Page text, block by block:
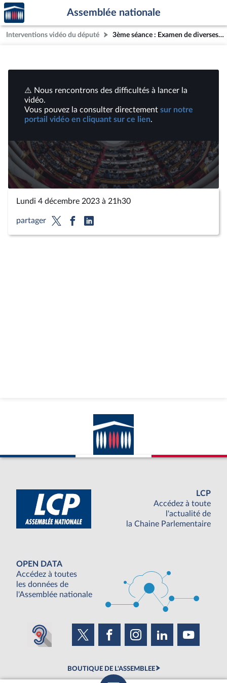
Aller au contenu
Aller en bas de la page
Accèder
à la
page
d'accueil
Assemblée nationale
Interventions vidéo du député 3ème séance : Examen de diverses propositions de loi | Vidéos
Lire
la
vidéo
⚠️ Nous rencontrons des difficultés à lancer la
vidéo.
Vous pouvez la consulter directement sur notre
portail vidéo en cliquant sur ce lien.
Lundi 4 décembre 2023 à 21h30
partager
LCP
Accédez à toute
l'actualité de
la Chaine Parlementaire
OPEN DATA
Accédez à toutes
les données de
l'Assemblée nationale
BOUTIQUE DE L'ASSEMBLEE